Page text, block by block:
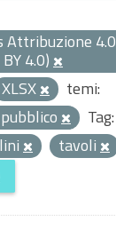
Attribuzione 4.0
4.0)
XLSX
temi:
Tag:
tavoli